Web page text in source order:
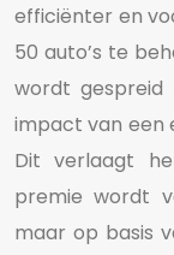
efficiënter en
50 auto’s te
wordt
impact van een
Dit verlaagt
premie wordt
maar op basis